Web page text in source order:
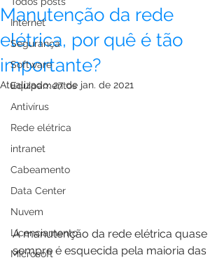
Internet
Segurança
Software
Equipamentos
Antivírus
Rede elétrica
intranet
Cabeamento
Data Center
Nuvem
Licenciamento
Microsoft
Manutenção da rede
elétrica, por quê é tão
importante?
Atualizado:27 de jan. de 2021
A manutenção da rede elétrica quase
sempre é esquecida pela maioria das